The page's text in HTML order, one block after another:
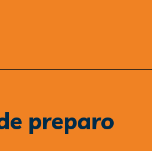
preparo